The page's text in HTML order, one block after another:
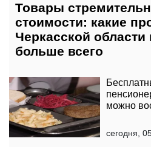
Товары
стоимости: какие
Черкасской
больше всего
можно
сегодня,